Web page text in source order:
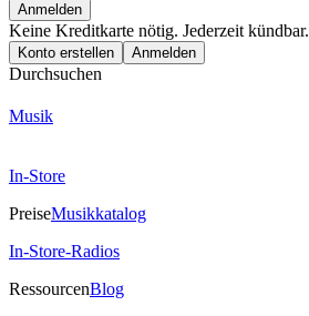
Anmelden
Keine Kreditkarte nötig. Jederzeit kündbar.
Konto erstellen Anmelden
Durchsuchen
Musik
In-Store
PreiseMusikkatalog
In-Store-Radios
RessourcenBlog